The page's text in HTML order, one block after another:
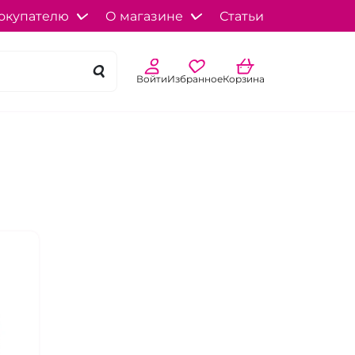
О магазине Статьи
ВойтиИзбранноеКорзина